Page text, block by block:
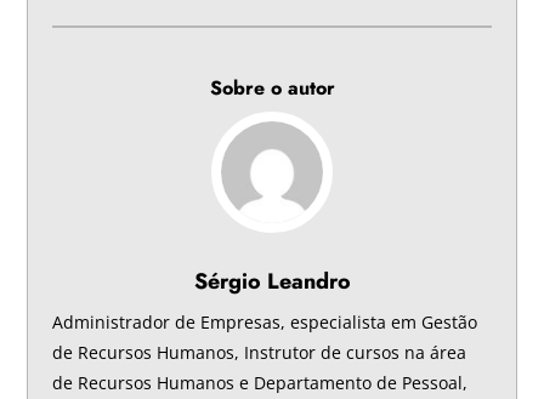
Sobre o autor
Sérgio Leandro
Administrador de Empresas, especialista em Gestão
de Recursos Humanos, Instrutor de cursos na área
de Recursos Humanos e Departamento de Pessoal,